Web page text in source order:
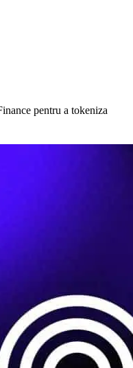
pentru a tokeniza